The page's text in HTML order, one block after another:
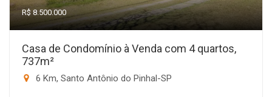
R$ 8.500.000
Casa de Condomínio à Venda com 4 quartos,
737m²
6 Km, Santo Antônio do Pinhal-SP